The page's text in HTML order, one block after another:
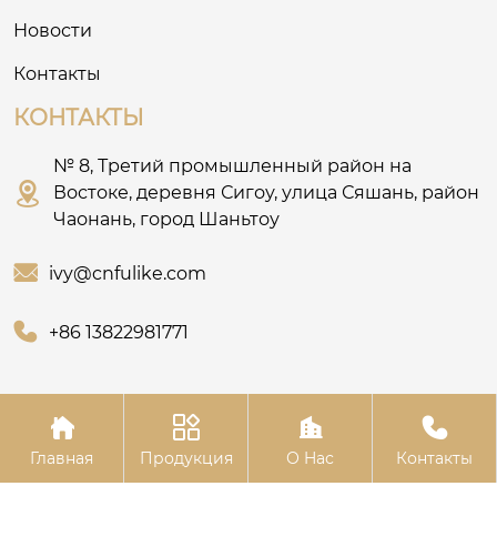
Новости
Контакты
КОНТАКТЫ

№ 8, Третий промышленный район на
Востоке, деревня Сигоу, улица Сяшань, район
Чаонань, город Шаньтоу
 ivy@cnfulike.com
 +86 13822981771
Авторское право© Шаньтоуское ООО по одежде
“Му Цянь”

Главная

Продукция

О Hас

Контакты